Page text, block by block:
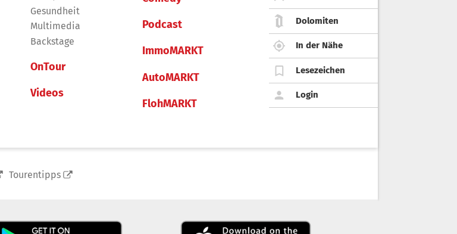
Gesundheit
Multimedia
Backstage
OnTour
Videos
Podcast
ImmoMARKT
AutoMARKT
FlohMARKT
Dolomiten
In der Nähe
Lesezeichen
Login
Tourentipps